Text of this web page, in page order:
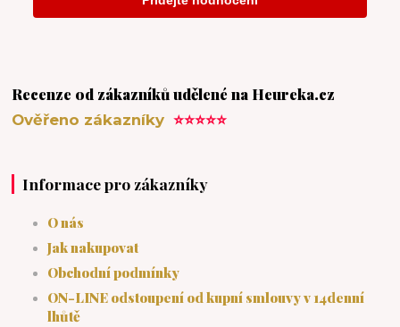
Recenze od zákazníků udělené na Heureka.cz
Ověřeno zákazníky⭐⭐⭐⭐⭐
Informace pro zákazníky
O nás
Jak nakupovat
Obchodní podmínky
ON-LINE odstoupení od kupní smlouvy v 14denní
lhůtě